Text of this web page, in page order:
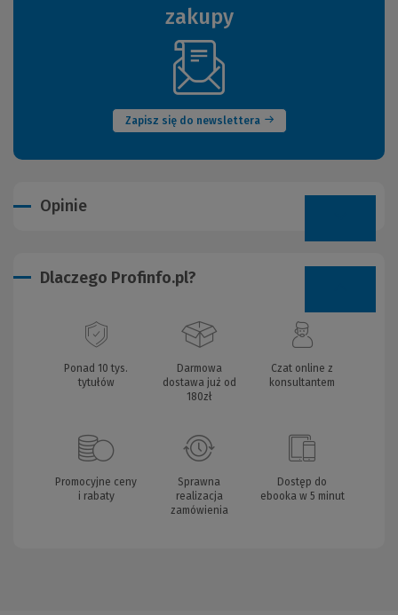
zakupy
Zapisz się do newslettera
(Nowe
okno)
Opinie
Dlaczego Profinfo.pl?
Ponad 10 tys.
tytułów
Darmowa
dostawa już od
180zł
Czat online z
konsultantem
Promocyjne ceny
i rabaty
Sprawna
realizacja
zamówienia
Dostęp do
ebooka w 5 minut